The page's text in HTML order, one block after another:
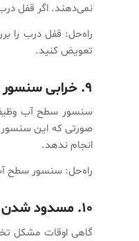
نمی‌دهند. اگر قفل
راه‌حل: قفل درب را
تعویض کنید.
۹. خرابی سنسور سطح آب
سنسور سطح آب
صورتی که این
انجام ندهد.
راه‌حل: سنسور سطح
۱۰. مسدود شدن فاضلاب منزل
گاهی اوقات مشکل